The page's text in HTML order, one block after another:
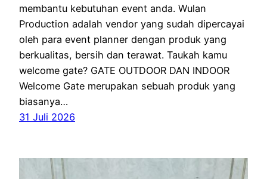
membantu kebutuhan event anda. Wulan
Production adalah vendor yang sudah dipercayai
oleh para event planner dengan produk yang
berkualitas, bersih dan terawat. Taukah kamu
welcome gate? GATE OUTDOOR DAN INDOOR
Welcome Gate merupakan sebuah produk yang
biasanya…
31 Juli 2026